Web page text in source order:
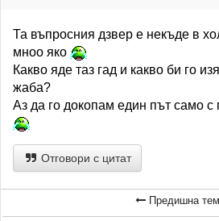
Та въпросния дзвер е некъде в
мноо яко
Какво яде таз гад и какво би го
жаба?
Аз да го докопам един път само с
Отговори с цитат
Предишна